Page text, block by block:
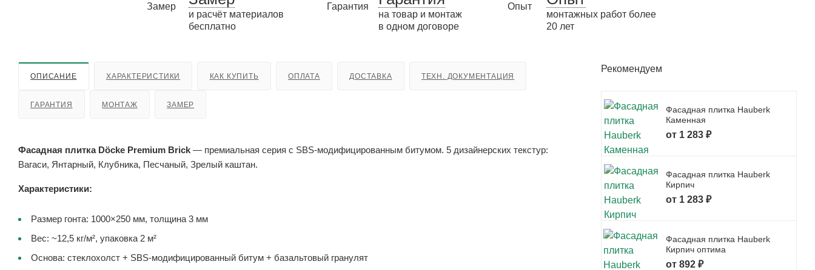
и расчёт материалов
бесплатно
на товар и монтаж
в одном договоре
монтажных работ более
20 лет
ОПИСАНИЕ ХАРАКТЕРИСТИКИ КАК КУПИТЬ ОПЛАТА ДОСТАВКА ТЕХН. ДОКУМЕНТАЦИЯ
ГАРАНТИЯ МОНТАЖ ЗАМЕР
Фасадная плитка Döcke Premium Brick — премиальная серия с SBS-модифицированным битумом. 5 дизайнерских текстур:
Вагаси, Янтарный, Клубника, Песчаный, Зрелый каштан.
Характеристики:
Размер гонта: 1000×250 мм, толщина 3 мм
Вес: ~12,5 кг/м², упаковка 2 м²
Основа: стеклохолст + SBS-модифицированный битум + базальтовый гранулят
Рекомендуем
Фасадная плитка Hauberk
Каменная
от 1 283 ₽
Фасадная плитка Hauberk
Кирпич
от 1 283 ₽
Фасадная плитка Hauberk
Кирпич оптима
от 892 ₽